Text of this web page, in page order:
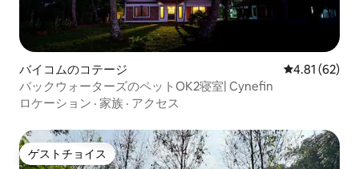
バイコムのコテージ レビュー62
4.81 (62)
バックウォーターズのペットOK2寝室| Cynefin
ロケーション · 家族 · アクセス
ゲストチョイス
ゲストチョイス